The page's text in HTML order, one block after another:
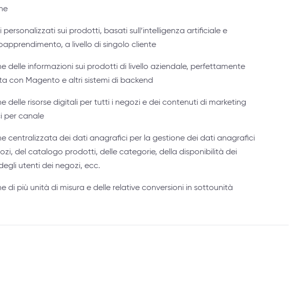
personalizzati sui prodotti, basati sull’intelligenza artificiale e
a livello di singolo cliente
delle informazioni sui prodotti di livello aziendale, perfettamente
con Magento e altri sistemi di backend
delle risorse digitali per tutti i negozi e dei contenuti di marketing
per canale
centralizzata dei dati anagrafici per la gestione dei dati anagrafici
del catalogo prodotti, delle categorie, della disponibilità dei
utenti dei negozi, ecc.
di più unità di misura e delle relative conversioni in sottounità